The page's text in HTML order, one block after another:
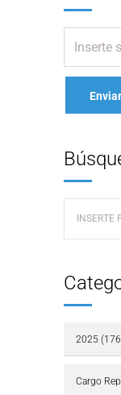
2025
Cargo